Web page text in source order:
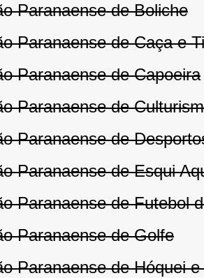
Paranaense de Boliche
Paranaense de Caça e
Paranaense de Capoeira
Paranaense de
Paranaense de
Paranaense de Esqui
Paranaense de Futebol
Paranaense de Golfe
Paranaense de Hóquei